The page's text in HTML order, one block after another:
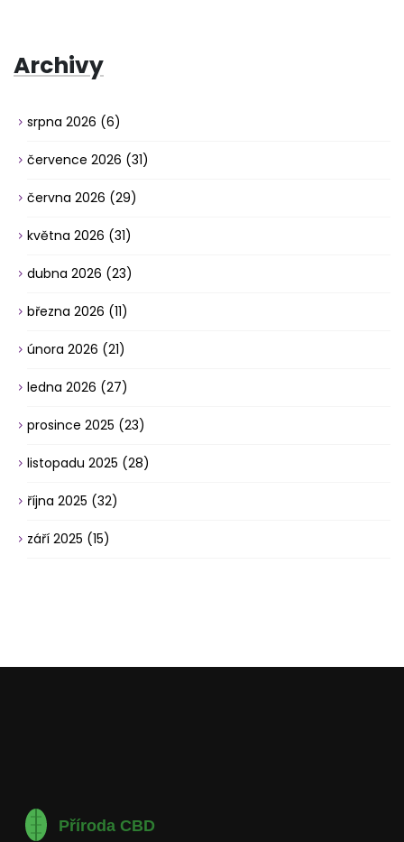
Archivy
srpna 2026 (6)
července 2026 (31)
června 2026 (29)
května 2026 (31)
dubna 2026 (23)
března 2026 (11)
února 2026 (21)
ledna 2026 (27)
prosince 2025 (23)
listopadu 2025 (28)
října 2025 (32)
září 2025 (15)